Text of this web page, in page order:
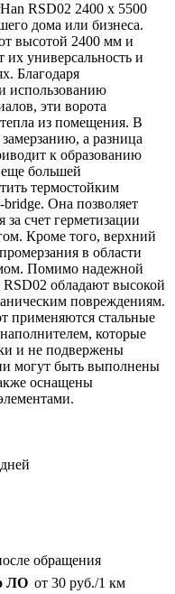
RSD02 2400 х 5500
дома или бизнеса.
высотой 2400 мм и
универсальность и
Благодаря
использованию
эти ворота
из помещения. В
а разница
к образованию
большей
термостойким
Она позволяет
счет герметизации
Кроме того, верхний
в области
Помимо надежной
обладают высокой
повреждениям.
применяются стальные
которые
и не подвержены
могут быть выполнены
оснащены
обращения
ЛО от 30 руб./1 км